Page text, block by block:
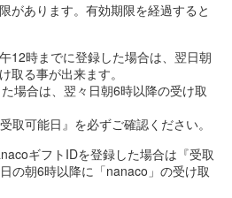
があります。有効期限を経過すると
12時までに登録した場合は、翌日朝
取る事が出来ます。
場合は、翌々日朝6時以降の受け取
取可能日』を必ずご確認ください。
ギフトIDを登録した場合は『受取
の朝6時以降に「nanaco」の受け取